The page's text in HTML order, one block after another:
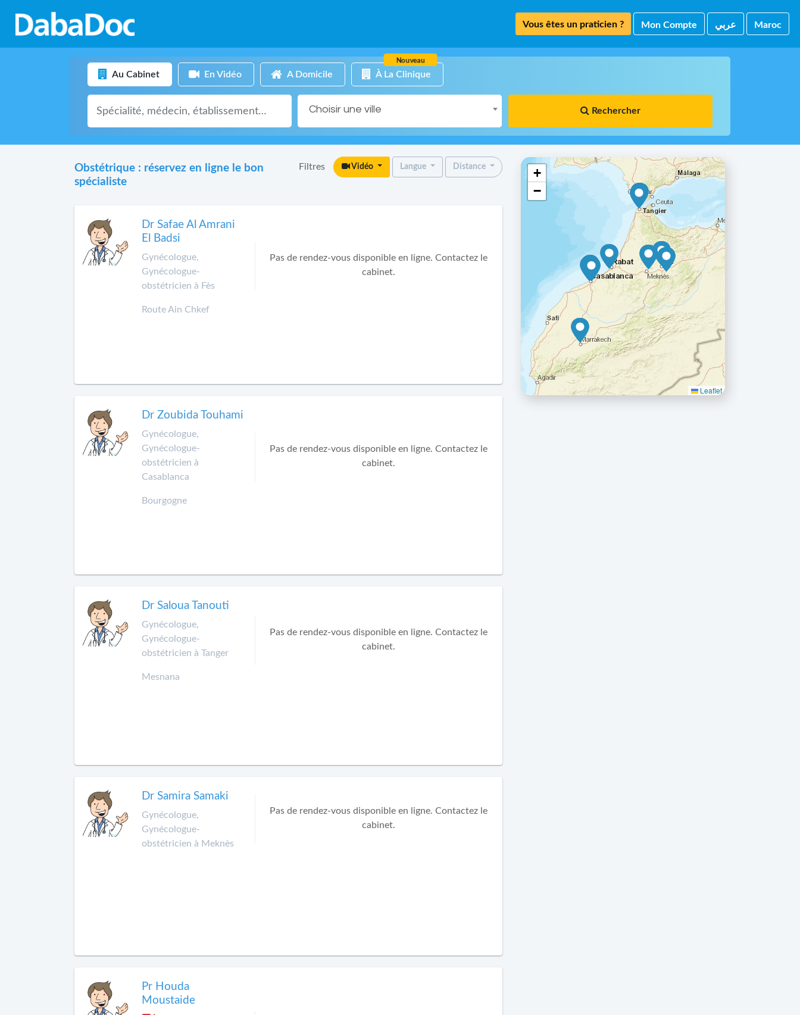
Vous êtes un praticien ? Mon Compte ﻋﺮﺑﻲ Maroc
Au Cabinet En Vidéo A Domicile À La Clinique
Nouveau
Choisir une ville Rechercher
Obstétrique : réservez en ligne le bon
spécialiste
Filtres Vidéo Langue Distance
Dr Safae Al Amrani
El Badsi
Gynécologue,
Gynécologue-
obstétricien à Fès
Route Ain Chkef
Pas de rendez-vous disponible en ligne. Contactez le
cabinet.
Dr Zoubida Touhami
Gynécologue,
Gynécologue-
obstétricien à
Casablanca
Bourgogne
Pas de rendez-vous disponible en ligne. Contactez le
cabinet.
Dr Saloua Tanouti
Gynécologue,
Gynécologue-
obstétricien à Tanger
Mesnana
Pas de rendez-vous disponible en ligne. Contactez le
cabinet.
Dr Samira Samaki
Gynécologue,
Gynécologue-
obstétricien à Meknès
Pas de rendez-vous disponible en ligne. Contactez le
cabinet.
Pr Houda
Moustaide
+
−
Leaflet